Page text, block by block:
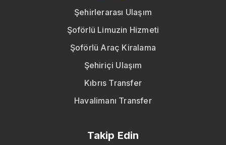
Şehirlerarası Ulaşım
Şoförlü Limuzin Hizmeti
Şoförlü Araç Kiralama
Şehiriçi Ulaşım
Kıbrıs Transfer
Havalimanı Transfer
Takip Edin